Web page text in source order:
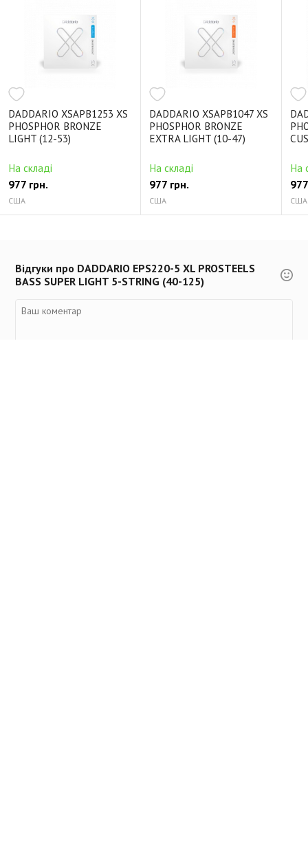
DADDARIO XSAPB1253 XS
PHOSPHOR BRONZE
LIGHT (12-53)
На складі
977 грн.
США
DADDARIO XSAPB1047 XS
PHOSPHOR BRONZE
EXTRA LIGHT (10-47)
На складі
977 грн.
США
На
США
Відгуки про DADDARIO EPS220-5 XL PROSTEELS
BASS SUPER LIGHT 5-STRING (40-125)